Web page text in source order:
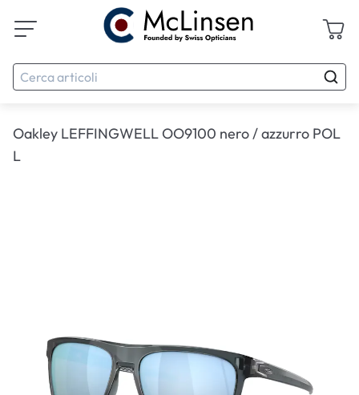
Oakley LEFFINGWELL OO9100 nero / azzurro POL
L